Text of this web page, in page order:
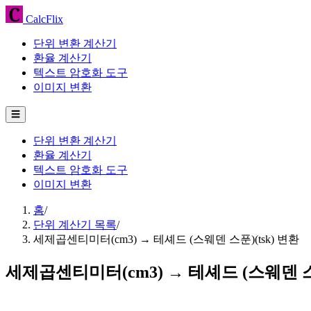
CalcFlix
단위 변환 계산기
환율 계산기
텍스트 암호화 도구
이미지 변환
☰
단위 변환 계산기
환율 계산기
텍스트 암호화 도구
이미지 변환
홈/
단위 계산기 목록/
세제곱센티미터(cm3) → 테셰드 (스웨덴 스푼)(tsk) 변환
세제곱센티미터(cm3) → 테셰드 (스웨덴